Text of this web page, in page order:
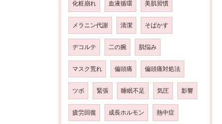
化粧崩れ 血液循環 美肌習慣
メラニン代謝 清潔 そばかす
デコルテ 二の腕 肌悩み
マスク荒れ 偏頭痛 偏頭痛対処法
ツボ 緊張 睡眠不足 気圧 影響
疲労回復 成長ホルモン 熱中症